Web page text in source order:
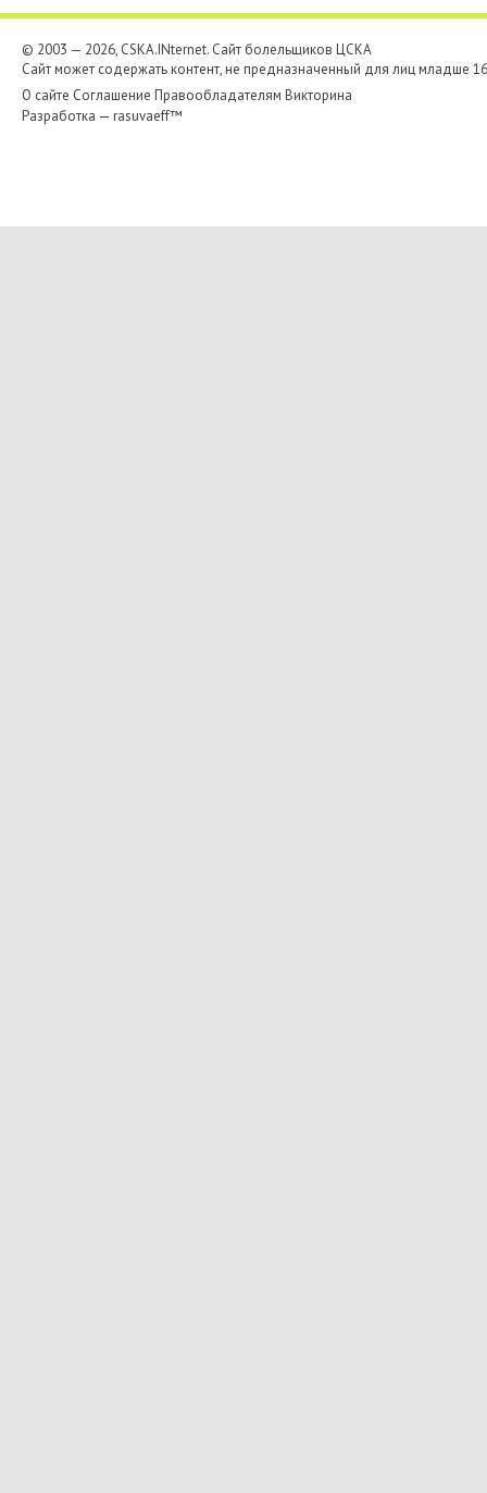
© 2003 — 2026, CSKA.INternet. Cайт болельщиков ЦСКА
Сайт может содержать контент, не предназначенный для лиц младше
О сайте Соглашение Правообладателям Викторина
Разработка — rasuvaeff™